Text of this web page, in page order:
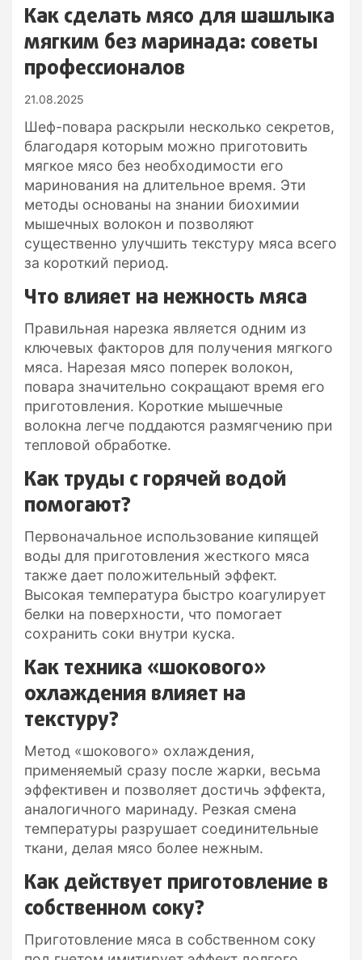
Как сделать мясо для шашлыка
мягким без маринада: советы
профессионалов
21.08.2025
Шеф-повара раскрыли несколько секретов,
благодаря которым можно приготовить
мягкое мясо без необходимости его
маринования на длительное время. Эти
методы основаны на знании биохимии
мышечных волокон и позволяют
существенно улучшить текстуру мяса всего
за короткий период.
Что влияет на нежность мяса
Правильная нарезка является одним из
ключевых факторов для получения мягкого
мяса. Нарезая мясо поперек волокон,
повара значительно сокращают время его
приготовления. Короткие мышечные
волокна легче поддаются размягчению при
тепловой обработке.
Как труды с горячей водой
помогают?
Первоначальное использование кипящей
воды для приготовления жесткого мяса
также дает положительный эффект.
Высокая температура быстро коагулирует
белки на поверхности, что помогает
сохранить соки внутри куска.
Как техника «шокового»
охлаждения влияет на
текстуру?
Метод «шокового» охлаждения,
применяемый сразу после жарки, весьма
эффективен и позволяет достичь эффекта,
аналогичного маринаду. Резкая смена
температуры разрушает соединительные
ткани, делая мясо более нежным.
Как действует приготовление в
собственном соку?
Приготовление мяса в собственном соку